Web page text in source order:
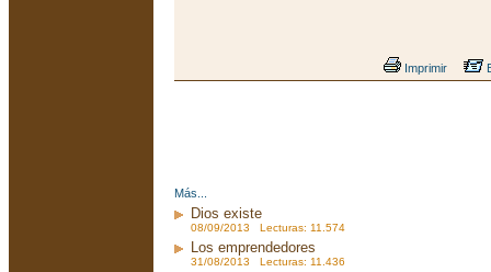
Imprimir
Más...
Dios existe
08/09/2013 Lecturas: 11.574
Los emprendedores
31/08/2013 Lecturas: 11.436